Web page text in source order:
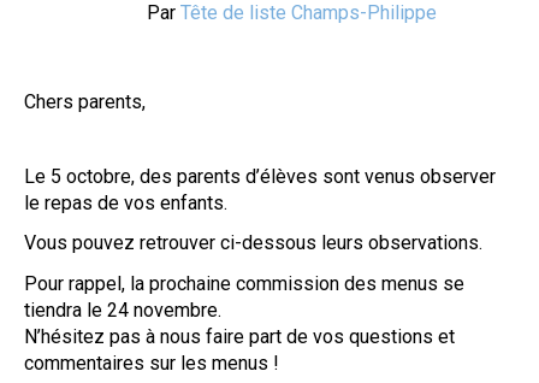
Par Tête de liste Champs-Philippe
Chers parents,
Le 5 octobre, des parents d’élèves sont venus observer
le repas de vos enfants.
Vous pouvez retrouver ci-dessous leurs observations.
Pour rappel, la prochaine commission des menus se
tiendra le 24 novembre.
N’hésitez pas à nous faire part de vos questions et
commentaires sur les menus !